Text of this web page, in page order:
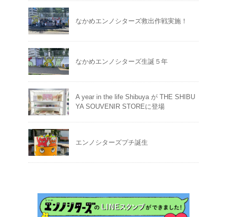
なかめエンノシターズ救出作戦実施！
なかめエンノシターズ生誕５年
A year in the life Shibuya が THE SHIBU
YA SOUVENIR STOREに登場
エンノシターズプチ誕生